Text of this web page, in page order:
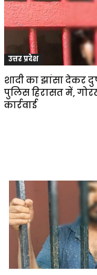
उत्तर प्रदेश
शादी का झांसा देकर
पुलिस हिरासत में,
कार्रवाई